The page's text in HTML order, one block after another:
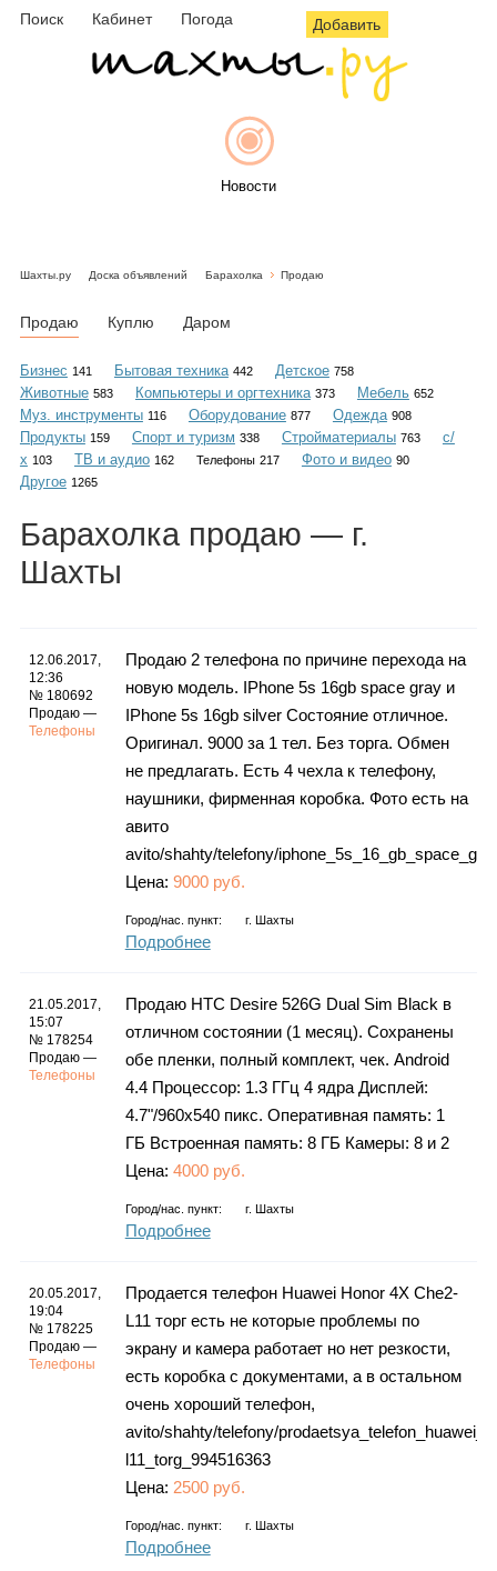
Поиск Кабинет Погода Добавить
Новости
Объявления
Гороскоп
Фотогалерея
Шахты.ру Доска объявлений Барахолка Продаю
Продаю Куплю Даром
Бизнес 141 Бытовая техника 442 Детское 758
Животные 583 Компьютеры и оргтехника 373 Мебель 652
Муз. инструменты 116 Оборудование 877 Одежда 908
Продукты 159 Спорт и туризм 338 Стройматериалы 763
с/
х 103 ТВ и аудио 162 Телефоны 217 Фото и видео 90
Другое 1265
Барахолка продаю — г.
Шахты
12.06.2017,
12:36
№ 180692
Продаю —
Телефоны
Продаю 2 телефона по причине перехода на
новую модель. IPhone 5s 16gb space gray и
IPhone 5s 16gb silver Состояние отличное.
Оригинал. 9000 за 1 тел. Без торга. Обмен
не предлагать. Есть 4 чехла к телефону,
наушники, фирменная коробка. Фото есть на
авито
avito/shahty/telefony/
Цена: 9000 руб.
Город/нас. пункт: г. Шахты
Подробнее
21.05.2017,
15:07
№ 178254
Продаю —
Телефоны
Продаю HTC Desire 526G Dual Sim Black в
отличном состоянии (1 месяц). Сохранены
обе пленки, полный комплект, чек. Android
4.4 Процессор: 1.3 ГГц 4 ядра Дисплей:
4.7"/960x540 пикс. Оперативная память: 1
ГБ Встроенная память: 8 ГБ Камеры: 8 и 2
Цена: 4000 руб.
Город/нас. пункт: г. Шахты
Подробнее
20.05.2017,
19:04
№ 178225
Продаю —
Телефоны
Продается телефон Huawei Honor 4X Che2-
L11 торг есть не которые проблемы по
экрану и камера работает но нет резкости,
есть коробка с документами, а в остальном
очень хороший телефон,
avito/shahty/telefony/
l11_torg_994516363
Цена: 2500 руб.
Город/нас. пункт: г. Шахты
Подробнее